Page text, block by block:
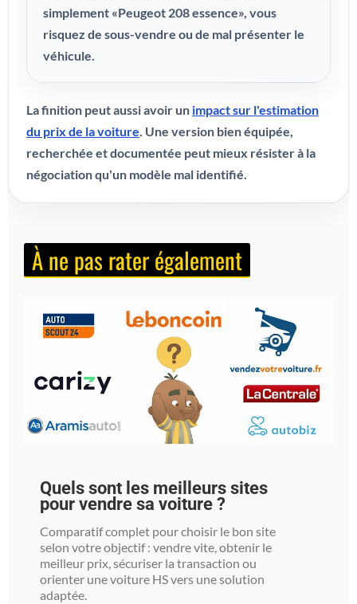
simplement «Peugeot 208 essence», vous
risquez de sous-vendre ou de mal présenter le
véhicule.
La finition peut aussi avoir un impact sur l'estimation
du prix de la voiture. Une version bien équipée,
recherchée et documentée peut mieux résister à la
négociation qu'un modèle mal identifié.
À ne pas rater également
Quels sont les meilleurs sites
pour vendre sa voiture ?
Comparatif complet pour choisir le bon site
selon votre objectif : vendre vite, obtenir le
meilleur prix, sécuriser la transaction ou
orienter une voiture HS vers une solution
adaptée.